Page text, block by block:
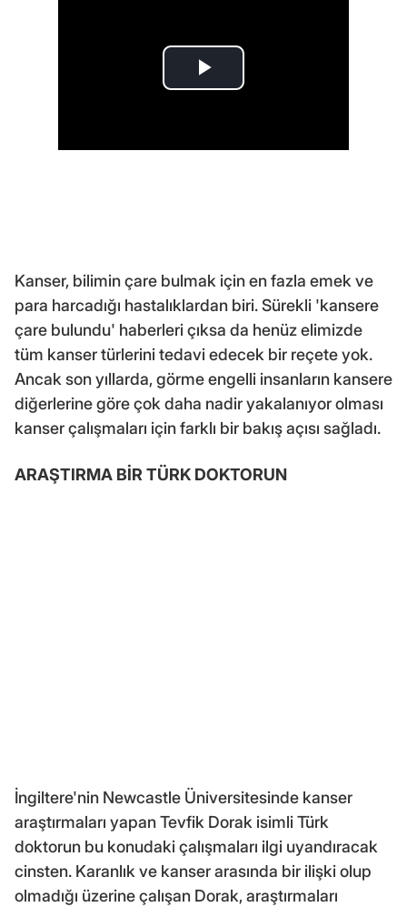
Kanser, bilimin çare bulmak için en fazla emek ve
para harcadığı hastalıklardan biri. Sürekli 'kansere
çare bulundu' haberleri çıksa da henüz elimizde
tüm kanser türlerini tedavi edecek bir reçete yok.
Ancak son yıllarda, görme engelli insanların kansere
diğerlerine göre çok daha nadir yakalanıyor olması
kanser çalışmaları için farklı bir bakış açısı sağladı.
ARAŞTIRMA BİR TÜRK DOKTORUN
İngiltere'nin Newcastle Üniversitesinde kanser
araştırmaları yapan Tevfik Dorak isimli Türk
doktorun bu konudaki çalışmaları ilgi uyandıracak
cinsten. Karanlık ve kanser arasında bir ilişki olup
olmadığı üzerine çalışan Dorak, araştırmaları